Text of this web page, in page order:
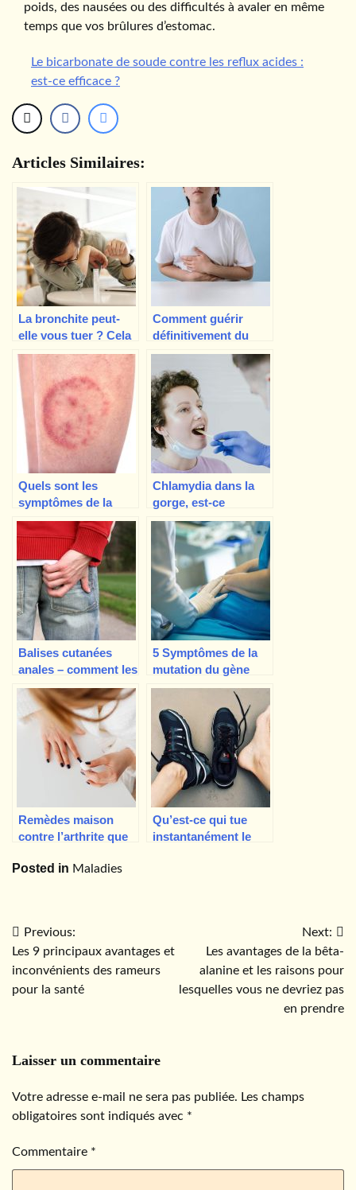
poids, des nausées ou des difficultés à avaler en même
temps que vos brûlures d’estomac.
Le bicarbonate de soude contre les reflux acides :
est-ce efficace ?
Articles Similaires:
La bronchite peut-
elle vous tuer ? Cela
dépend…
Comment guérir
définitivement du
syndrome du côlon
irritable ? Est-ce
possible ?
Quels sont les
symptômes de la
teigne ? Combien de
stades ?
Chlamydia dans la
gorge, est-ce
possible ? Que faut-il
savoir d’autre ?
Balises cutanées
anales – comment les
reconnaître et les
traiter
5 Symptômes de la
mutation du gène
MTHFR et comment
Remèdes maison
contre l’arthrite que
apprécient et que les
Qu’est-ce qui tue
instantanément le
Posted in Maladies
Navigation
de
l’article
Previous:
Les 9 principaux avantages et
inconvénients des rameurs
pour la santé
Next:
Les avantages de la bêta-
alanine et les raisons pour
lesquelles vous ne devriez pas
en prendre
Laisser un commentaire
Votre adresse e-mail ne sera pas publiée. Les champs
obligatoires sont indiqués avec *
Commentaire *